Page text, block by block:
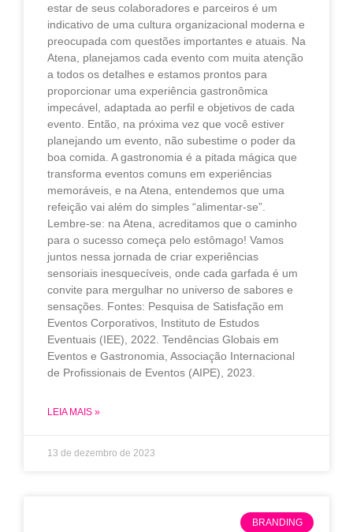
estar de seus colaboradores e parceiros é um
indicativo de uma cultura organizacional moderna e
preocupada com questões importantes e atuais. Na
Atena, planejamos cada evento com muita atenção
a todos os detalhes e estamos prontos para
proporcionar uma experiência gastronômica
impecável, adaptada ao perfil e objetivos de cada
evento. Então, na próxima vez que você estiver
planejando um evento, não subestime o poder da
boa comida. A gastronomia é a pitada mágica que
transforma eventos comuns em experiências
memoráveis, e na Atena, entendemos que uma
refeição vai além do simples “alimentar-se”.
Lembre-se: na Atena, acreditamos que o caminho
para o sucesso começa pelo estômago! Vamos
juntos nessa jornada de criar experiências
sensoriais inesquecíveis, onde cada garfada é um
convite para mergulhar no universo de sabores e
sensações. Fontes: Pesquisa de Satisfação em
Eventos Corporativos, Instituto de Estudos
Eventuais (IEE), 2022. Tendências Globais em
Eventos e Gastronomia, Associação Internacional
de Profissionais de Eventos (AIPE), 2023.
LEIA MAIS »
13 de dezembro de 2023
BRANDING